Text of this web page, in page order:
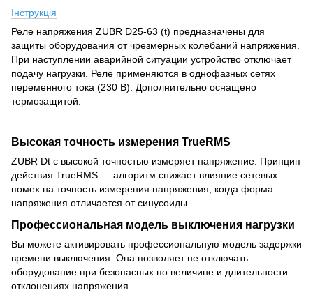
Інструкція
Реле напряжения ZUBR D25-63 (t) предназначены для
защиты оборудования от чрезмерных колебаний напряжения.
При наступлении аварийной ситуации устройство отключает
подачу нагрузки. Реле применяются в однофазных сетях
переменного тока (230 В). Дополнительно оснащено
термозащитой.
Высокая точность измерения TrueRMS
ZUBR Dt с высокой точностью измеряет напряжение. Принцип
действия TrueRMS — алгоритм снижает влияние сетевых
помех на точность измерения напряжения, когда форма
напряжения отличается от синусоиды.
Профессиональная модель выключения нагрузки
Вы можете активировать профессиональную модель задержки
времени выключения. Она позволяет не отключать
оборудование при безопасных по величине и длительности
отклонениях напряжения.